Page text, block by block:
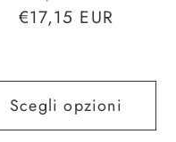
di
€17,15 EUR
Scegli opzioni